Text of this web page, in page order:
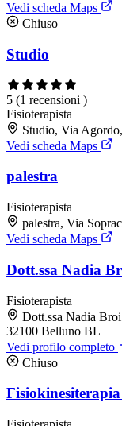
Vedi scheda Maps
Chiuso
Studio
5 (1 recensioni )
Fisioterapista
Studio, Via
Vedi scheda Maps
palestra
Fisioterapista
palestra, Via
Vedi scheda Maps
Dott.ssa Nadia
Fisioterapista
Dott.ssa Nadia
32100 Belluno BL
Vedi profilo completo
Chiuso